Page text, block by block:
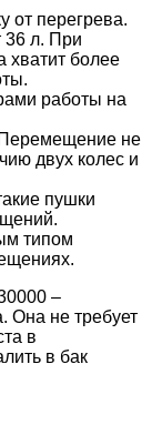
от перегрева.
36 л. При
хватит более
работы на
Перемещение не
двух колес и
пушки
типом
–
Она не требует
в
в бак